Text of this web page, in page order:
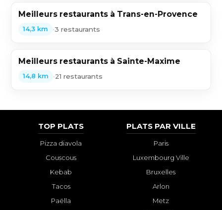
Meilleurs restaurants à Trans-en-Provence
14,3 km •3 restaurants
Meilleurs restaurants à Sainte-Maxime
14,8 km •21 restaurants
TOP PLATS
Pizza diavola
Couscous
Kebab
Tacos
Paëlla
PLATS PAR VILLE
Paris
Luxembourg Ville
Bruxelles
Arlon
Metz